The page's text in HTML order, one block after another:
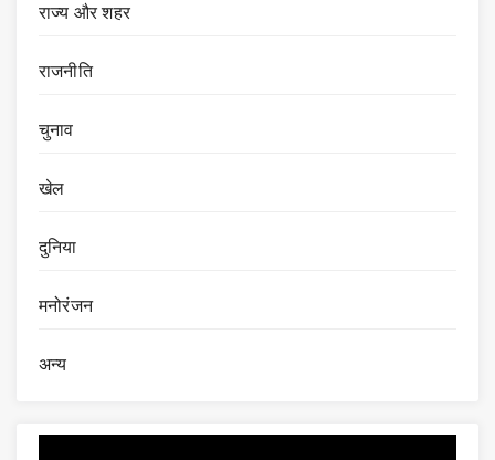
राज्य और शहर
राजनीति
चुनाव
खेल
दुनिया
मनोरंजन
अन्य